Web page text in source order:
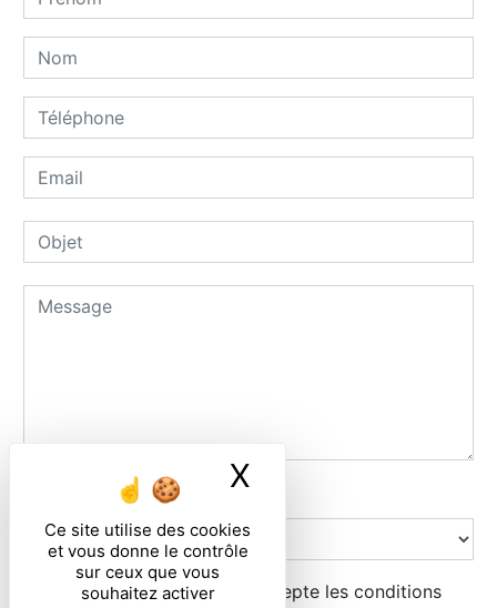
Ce site utilise des cookies
et vous donne le contrôle
sur ceux que vous
souhaitez activer
X
Combien font neuf plus cinq
En cochant cette case, j'accepte les conditions